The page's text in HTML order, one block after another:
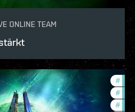
ONLINE TEAM
#
#
#